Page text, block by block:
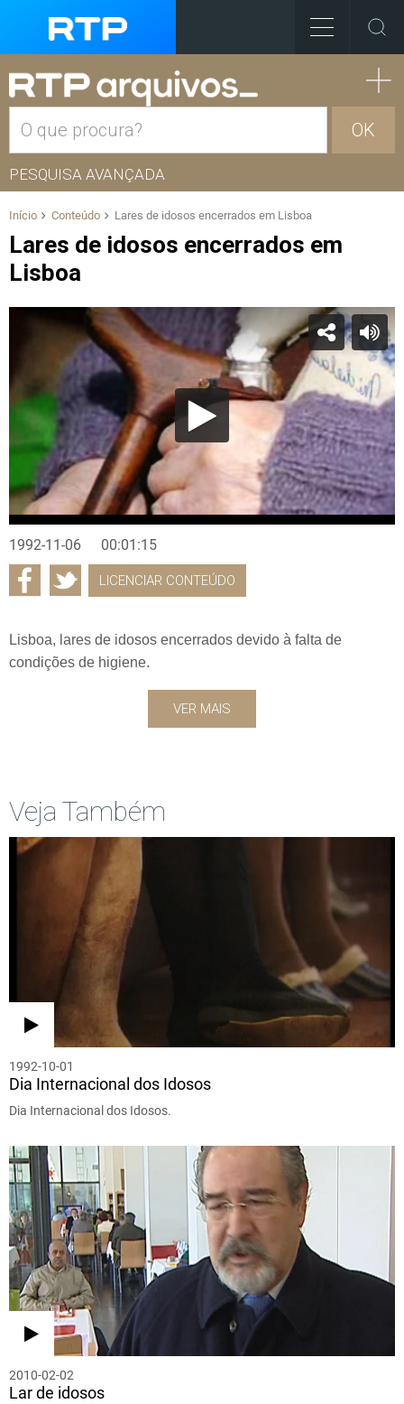
OK
PESQUISA AVANÇADA
Início Conteúdo Lares de idosos encerrados em Lisboa
Lares de idosos encerrados em
Lisboa
1992-11-06 00:01:15
LICENCIAR CONTEÚDO
Lisboa, lares de idosos encerrados devido à falta de
condições de higiene.
VER MAIS
Veja Também
1992-10-01
Dia Internacional dos Idosos
Dia Internacional dos Idosos.
2010-02-02
Lar de idosos